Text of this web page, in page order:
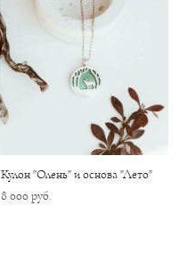
Кулон "Олень" и основа "Лето"
8 000 pуб.